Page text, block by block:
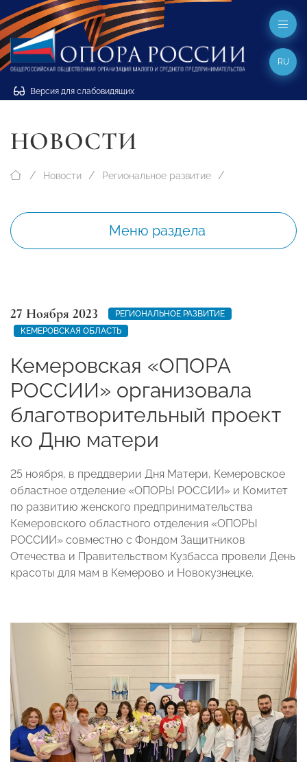
Версия для слабовидящих
RU
НОВОСТИ
Новости Региональное развитие
Меню раздела
27 Ноября 2023
РЕГИОНАЛЬНОЕ РАЗВИТИЕ
КЕМЕРОВСКАЯ ОБЛАСТЬ
Кемеровская «ОПОРА
РОССИИ» организовала
благотворительный проект
ко Дню матери
25 ноября, в преддверии Дня Матери, Кемеровское
областное отделение «ОПОРЫ РОССИИ» и Комитет
по развитию женского предпринимательства
Кемеровского областного отделения «ОПОРЫ
РОССИИ» совместно с Фондом Защитников
Отечества и Правительством Кузбасса провели День
красоты для мам в Кемерово и Новокузнецке.